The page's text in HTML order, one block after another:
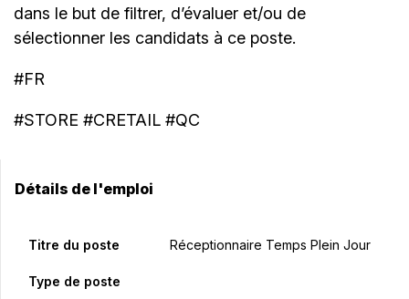
dans le but de filtrer, d’évaluer et/ou de
sélectionner les candidats à ce poste.
#FR
#STORE #CRETAIL #QC
Détails de l'emploi
Titre du poste Réceptionnaire Temps Plein Jour
Type de poste